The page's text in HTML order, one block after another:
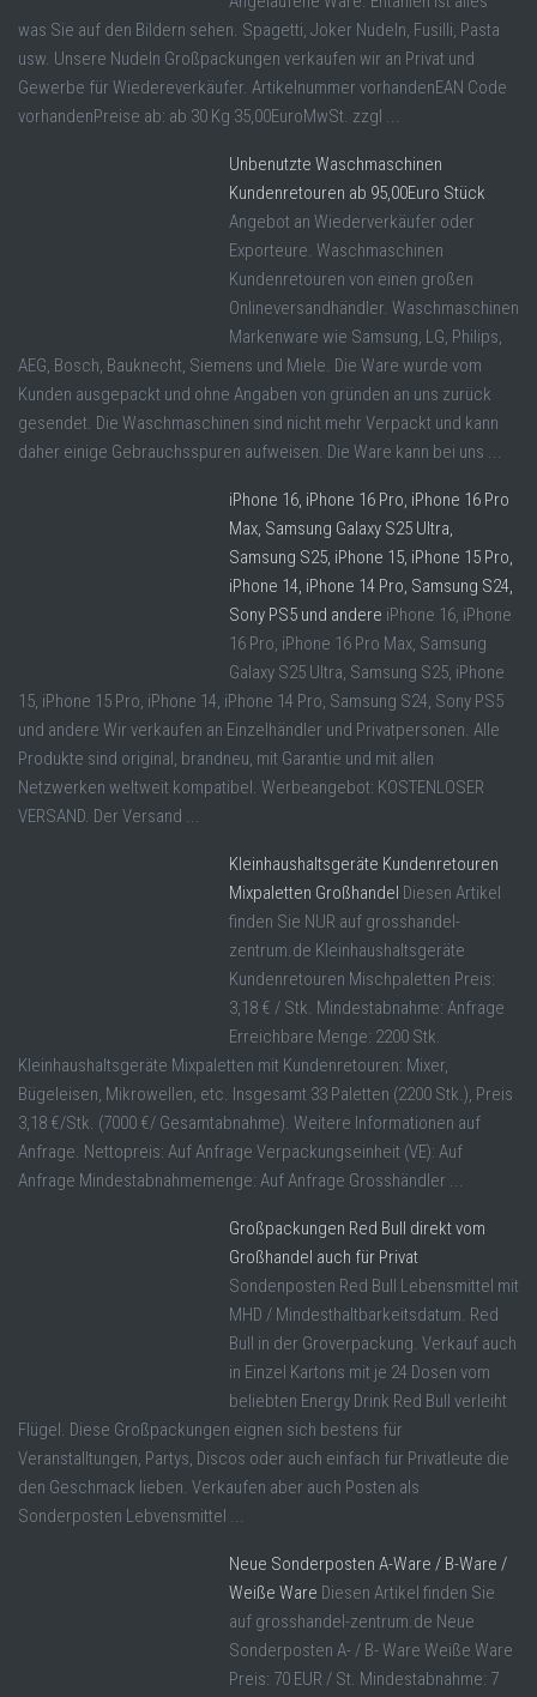
was Sie auf den Bildern sehen. Spagetti, Joker Nudeln, Fusilli, Pasta
usw. Unsere Nudeln Großpackungen verkaufen wir an Privat und
Gewerbe für Wiedereverkäufer. Artikelnummer vorhandenEAN Code
vorhandenPreise ab: ab 30 Kg 35,00EuroMwSt. zzgl ...
Unbenutzte Waschmaschinen
Kundenretouren ab 95,00Euro Stück
Angebot an Wiederverkäufer oder
Exporteure. Waschmaschinen
Kundenretouren von einen großen
Onlineversandhändler. Waschmaschinen
Markenware wie Samsung, LG, Philips,
AEG, Bosch, Bauknecht, Siemens und Miele. Die Ware wurde vom
Kunden ausgepackt und ohne Angaben von gründen an uns zurück
gesendet. Die Waschmaschinen sind nicht mehr Verpackt und kann
daher einige Gebrauchsspuren aufweisen. Die Ware kann bei uns ...
iPhone 16, iPhone 16 Pro, iPhone 16 Pro
Max, Samsung Galaxy S25 Ultra,
Samsung S25, iPhone 15, iPhone 15 Pro,
iPhone 14, iPhone 14 Pro, Samsung S24,
Sony PS5 und andere iPhone 16, iPhone
16 Pro, iPhone 16 Pro Max, Samsung
Galaxy S25 Ultra, Samsung S25, iPhone
15, iPhone 15 Pro, iPhone 14, iPhone 14 Pro, Samsung S24, Sony PS5
und andere Wir verkaufen an Einzelhändler und Privatpersonen. Alle
Produkte sind original, brandneu, mit Garantie und mit allen
Netzwerken weltweit kompatibel. Werbeangebot: KOSTENLOSER
VERSAND. Der Versand ...
Kleinhaushaltsgeräte Kundenretouren
Mixpaletten Großhandel Diesen Artikel
finden Sie NUR auf grosshandel-
zentrum.de Kleinhaushaltsgeräte
Kundenretouren Mischpaletten Preis:
3,18 € / Stk. Mindestabnahme: Anfrage
Erreichbare Menge: 2200 Stk.
Kleinhaushaltsgeräte Mixpaletten mit Kundenretouren: Mixer,
Bügeleisen, Mikrowellen, etc. Insgesamt 33 Paletten (2200 Stk.), Preis
3,18 €/Stk. (7000 €/ Gesamtabnahme). Weitere Informationen auf
Anfrage. Nettopreis: Auf Anfrage Verpackungseinheit (VE): Auf
Anfrage Mindestabnahmemenge: Auf Anfrage Grosshändler ...
Großpackungen Red Bull direkt vom
Großhandel auch für Privat
Sondenposten Red Bull Lebensmittel mit
MHD / Mindesthaltbarkeitsdatum. Red
Bull in der Groverpackung. Verkauf auch
in Einzel Kartons mit je 24 Dosen vom
beliebten Energy Drink Red Bull verleiht
Flügel. Diese Großpackungen eignen sich bestens für
Veranstalltungen, Partys, Discos oder auch einfach für Privatleute die
den Geschmack lieben. Verkaufen aber auch Posten als
Sonderposten Lebvensmittel ...
Neue Sonderposten A-Ware / B-Ware /
Weiße Ware Diesen Artikel finden Sie
auf grosshandel-zentrum.de Neue
Sonderposten A- / B- Ware Weiße Ware
Preis: 70 EUR / St. Mindestabnahme: 7